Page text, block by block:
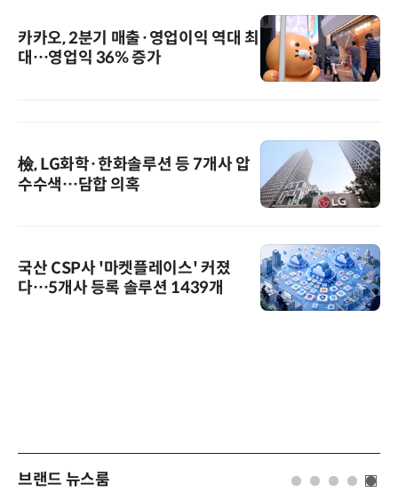
카카오, 2분기 매출·영업이익 역대 최
대…영업익 36% 증가
檢, LG화학·한화솔루션 등 7개사 압
수수색…담합 의혹
국산 CSP사 '마켓플레이스' 커졌
다…5개사 등록 솔루션 1439개
브랜드 뉴스룸